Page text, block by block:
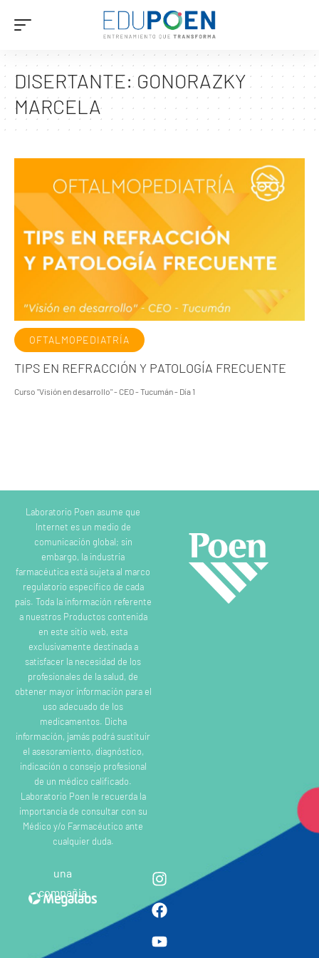
DISERTANTE:GONORAZKY
MARCELA
OFTALMOPEDIATRÍA
TIPS EN REFRACCIÓN Y PATOLOGÍA FRECUENTE
Curso "Visión en desarrollo" - CEO - Tucumán - Día 1
Laboratorio Poen asume que
Internet es un medio de
comunicación global; sin
embargo, la industria
farmacéutica está sujeta al marco
regulatorio específico de cada
país. Toda la información referente
a nuestros Productos contenida
en este sitio web, esta
exclusivamente destinada a
satisfacer la necesidad de los
profesionales de la salud, de
obtener mayor información para el
uso adecuado de los
medicamentos. Dicha
información, jamás podrá sustituir
el asesoramiento, diagnóstico,
indicación o consejo profesional
de un médico calificado.
Laboratorio Poen le recuerda la
importancia de consultar con su
Médico y/o Farmacéutico ante
cualquier duda.
una
compañia